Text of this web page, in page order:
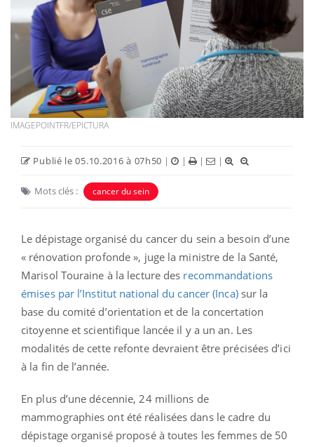
IMAGEPOINTFR/EPICTURA
Publié le 05.10.2016 à 07h50 | | | |
Mots clés : cancer du sein
Le dépistage organisé du cancer du sein a besoin d’une
« rénovation profonde », juge la ministre de la Santé,
Marisol Touraine à la lecture des recommandations
émises par l’Institut national du cancer (Inca)sur la
base du comité d’orientation et de la concertation
citoyenne et scientifique lancée il y a un an. Les
modalités de cette refonte devraient être précisées d’ici
à la fin de l’année.
En plus d’une décennie, 24 millions de
mammographies ont été réalisées dans le cadre du
dépistage organisé proposé à toutes les femmes de 50